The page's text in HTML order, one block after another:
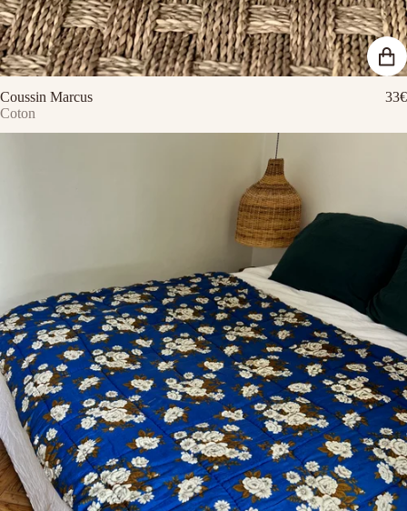
Coussin Marcus
33€
Coton